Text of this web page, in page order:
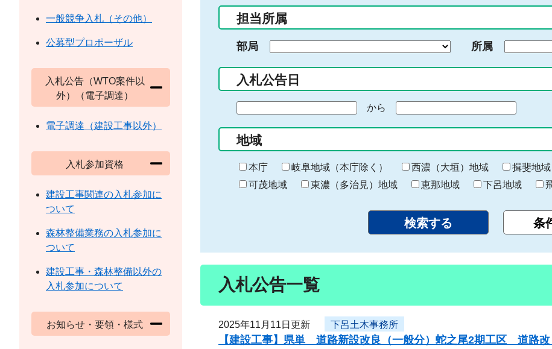
ー
入
力
担当所属
部局 所属
入札公告日
の
始
ま
り
から
終
わ
り
地域
本庁 岐阜地域（本庁除く） 西濃（大垣）地域 揖斐地域
可茂地域
東濃（多治見）地域 恵那地域 下呂地域
入札公告一覧
2025年11月11日更新 下呂土木事務所
【建設工事】県単 道路新設改良（一般分）蛇之尾2期工区 道路
一般競争入札（その他）
公募型プロポーザル
入札公告（WTO案件以
外）（電子調達）
電子調達（建設工事以外）
入札参加資格
建設工事関連の入札参加に
ついて
森林整備業務の入札参加に
ついて
建設工事・森林整備以外の
入札参加について
お知らせ・要領・様式